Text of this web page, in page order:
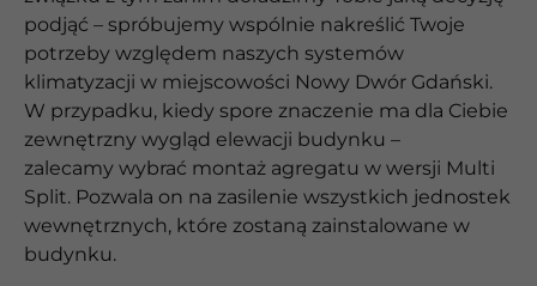
podjąć – spróbujemy wspólnie nakreślić Twoje
potrzeby względem naszych systemów
klimatyzacji w miejscowości Nowy Dwór Gdański.
W przypadku, kiedy spore znaczenie ma dla Ciebie
zewnętrzny wygląd elewacji budynku –
zalecamy wybrać montaż agregatu w wersji Multi
Split. Pozwala on na zasilenie wszystkich jednostek
wewnętrznych, które zostaną zainstalowane w
budynku.